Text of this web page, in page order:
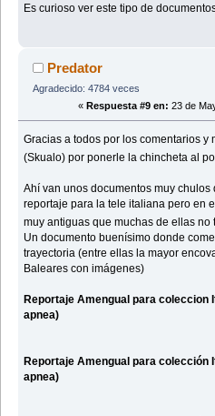
Es curioso ver este tipo de
Predator
Agradecido: 4784 veces
« Respuesta #9 en: 23 de
Gracias a todos por los comentarios y
(Skualo) por ponerle la chincheta al
Ahí van unos documentos muy
reportaje para la tele italiana pero en
muy antiguas que muchas de ellas no
Un documento buenísimo donde
trayectoria (entre ellas la mayor
Baleares con imágenes)
Reportaje Amengual para coleccion
apnea)
Reportaje Amengual para colección
apnea)